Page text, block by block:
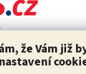
že Vám již